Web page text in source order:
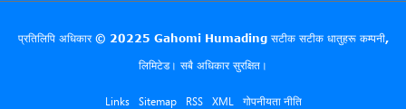
प्रतिलिपि अधिकार © 20225 Gahomi Humading सटीक सटीक धातुहरू कम्पनी,
लिमिटेड। सबै अधिकार सुरक्षित।
Links Sitemap RSS XML गोपनीयता नीति